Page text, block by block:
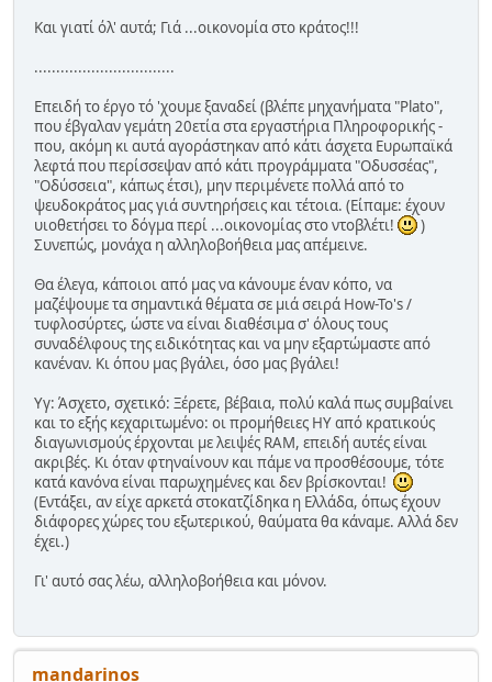
Και γιατί όλ' αυτά; Γιά ...οικονομία στο κράτος!!!
................................
Επειδή το έργο τό 'χουμε ξαναδεί (βλέπε μηχανήματα "Plato",
που έβγαλαν γεμάτη 20ετία στα εργαστήρια Πληροφορικής -
που, ακόμη κι αυτά αγοράστηκαν από κάτι άσχετα Ευρωπαϊκά
λεφτά που περίσσεψαν από κάτι προγράμματα "Οδυσσέας",
"Οδύσσεια", κάπως έτσι), μην περιμένετε πολλά από το
ψευδοκράτος μας γιά συντηρήσεις και τέτοια. (Είπαμε: έχουν
υιοθετήσει το δόγμα περί ...οικονομίας στο ντοβλέτι!
)
Συνεπώς, μονάχα η αλληλοβοήθεια μας απέμεινε.
Θα έλεγα, κάποιοι από μας να κάνουμε έναν κόπο, να
μαζέψουμε τα σημαντικά θέματα σε μιά σειρά How-To's /
τυφλοσύρτες, ώστε να είναι διαθέσιμα σ' όλους τους
συναδέλφους της ειδικότητας και να μην εξαρτώμαστε από
κανέναν. Κι όπου μας βγάλει, όσο μας βγάλει!
Υγ: Άσχετο, σχετικό: Ξέρετε, βέβαια, πολύ καλά πως συμβαίνει
και το εξής κεχαριτωμένο: οι προμήθειες ΗΥ από κρατικούς
διαγωνισμούς έρχονται με λειψές RAM, επειδή αυτές είναι
ακριβές. Κι όταν φτηναίνουν και πάμε να προσθέσουμε, τότε
κατά κανόνα είναι παρωχημένες και δεν βρίσκονται!
(Εντάξει, αν είχε αρκετά στοκατζίδηκα η Ελλάδα, όπως έχουν
διάφορες χώρες του εξωτερικού, θαύματα θα κάναμε. Αλλά δεν
έχει.)
Γι' αυτό σας λέω, αλληλοβοήθεια και μόνον.
mandarinos